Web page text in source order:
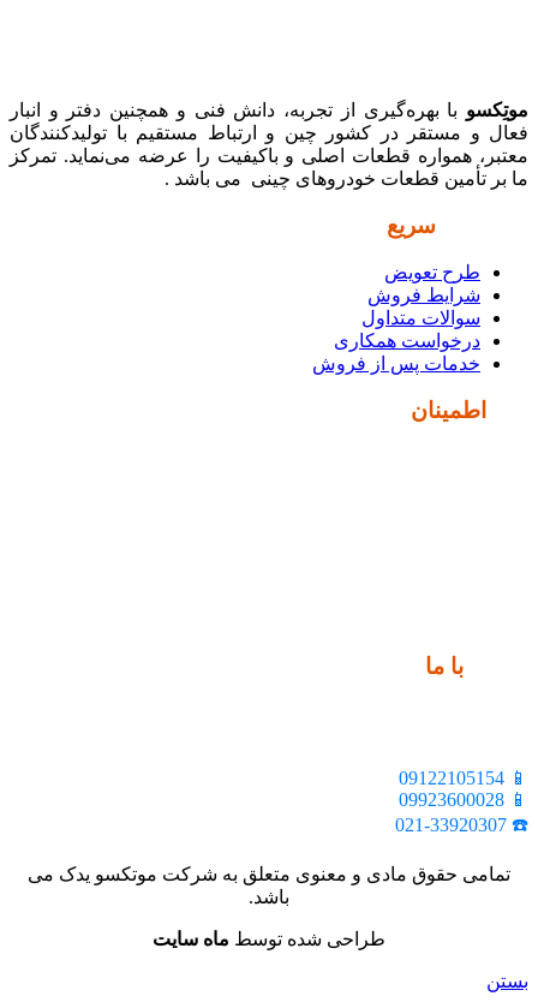
موتِکسو با بهره‌گیری از تجربه، دانش فنی و همچنین دفتر و انبار
فعال و مستقر در کشور چین و ارتباط مستقیم با تولیدکنندگان
معتبر، همواره قطعات اصلی و باکیفیت را عرضه می‌نماید. تمرکز
ما بر تأمین قطعات خودروهای چینی می باشد .
سریع
طرح تعویض
شرایط فروش
سوالات متداول
درخواست همکاری
خدمات پس از فروش
اطمینان
با ما
📱 09122105154
📱 09923600028
☎️ 021-33920307
تمامی حقوق مادی و معنوی متعلق به شرکت موتکسو یدک می
باشد.
طراحی شده توسط ماه سایت
بستن